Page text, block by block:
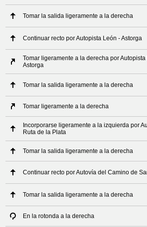
Tomar la salida ligeramente a la derecha
Continuar recto por Autopista León - Astorga
Tomar ligeramente a la derecha por Autopista
Astorga
Tomar la salida ligeramente a la derecha
Tomar ligeramente a la derecha
Incorporarse ligeramente a la izquierda por
Ruta de la Plata
Tomar la salida ligeramente a la derecha
Continuar recto por Autovía del Camino de
Tomar la salida ligeramente a la derecha
En la rotonda a la derecha